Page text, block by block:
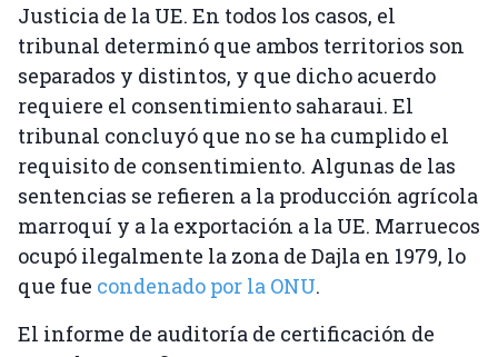
Justicia de la UE. En todos los casos, el
tribunal determinó que ambos territorios son
separados y distintos, y que dicho acuerdo
requiere el consentimiento saharaui. El
tribunal concluyó que no se ha cumplido el
requisito de consentimiento. Algunas de las
sentencias se refieren a la producción agrícola
marroquí y a la exportación a la UE. Marruecos
ocupó ilegalmente la zona de Dajla en 1979, lo
que fue condenado por la ONU.
El informe de auditoría de certificación de